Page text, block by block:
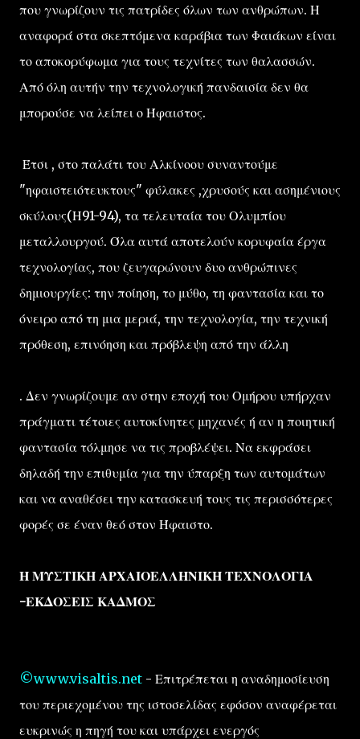
που γνωρίζουν τις πατρίδες όλων των ανθρώπων. Η
αναφορά στα σκεπτόμενα καράβια των Φαιάκων είναι
το αποκορύφωμα για τους τεχνίτες των θαλασσών.
Από όλη αυτήν την τεχνολογική πανδαισία δεν θα
μπορούσε να λείπει ο Ήφαιστος.
Έτσι , στο παλάτι του Αλκίνοου συναντούμε
"ηφαιστειότευκτους" φύλακες ,χρυσούς και ασημένιους
σκύλους(Η91-94), τα τελευταία του Ολυμπίου
μεταλλουργού. Όλα αυτά αποτελούν κορυφαία έργα
τεχνολογίας, που ζευγαρώνουν δυο ανθρώπινες
δημιουργίες: την ποίηση, το μύθο, τη φαντασία και το
όνειρο από τη μια μεριά, την τεχνολογία, την τεχνική
πρόθεση, επινόηση και πρόβλεψη από την άλλη
. Δεν γνωρίζουμε αν στην εποχή του Ομήρου υπήρχαν
πράγματι τέτοιες αυτοκίνητες μηχανές ή αν η ποιητική
φαντασία τόλμησε να τις προβλέψει. Να εκφράσει
δηλαδή την επιθυμία για την ύπαρξη των αυτομάτων
και να αναθέσει την κατασκευή τους τις περισσότερες
φορές σε έναν θεό στον Ήφαιστο.
Η ΜΥΣΤΙΚΗ ΑΡΧΑΙΟΕΛΛΗΝΙΚΗ ΤΕΧΝΟΛΟΓΙΑ
-ΕΚΔΟΣΕΙΣ ΚΑΔΜΟΣ
©www.visaltis.net - Επιτρέπεται η αναδημοσίευση
του περιεχομένου της ιστοσελίδας εφόσον αναφέρεται
ευκρινώς η πηγή του και υπάρχει ενεργός